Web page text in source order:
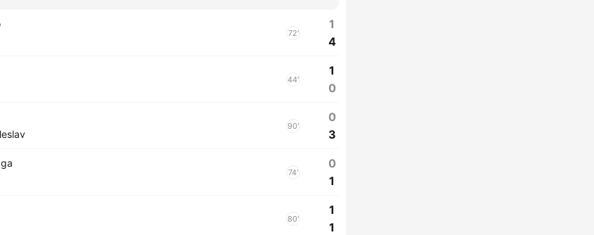
72'
1
4
44'
1
0
90'
0
3
74'
0
1
80'
1
1